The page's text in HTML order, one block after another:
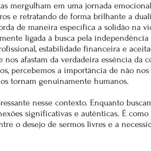
mergulham em uma jornada
e retratando de forma brilhante a
de maneira específica a solidão na
ligada à busca pela
estabilidade financeira e
afastam da verdadeira essência da
percebemos a importância de não
tornam genuinamente humanos.
nesse contexto. Enquanto
significativas e autênticas. É como
o desejo de sermos livres e a